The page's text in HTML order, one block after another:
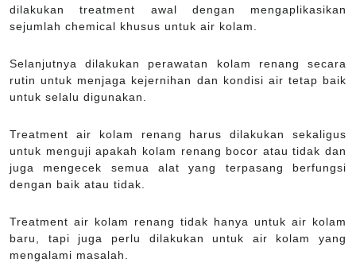
dilakukan treatment awal dengan mengaplikasikan
sejumlah chemical khusus untuk air kolam.
Selanjutnya dilakukan perawatan kolam renang secara
rutin untuk menjaga kejernihan dan kondisi air tetap baik
untuk selalu digunakan.
Treatment air kolam renang harus dilakukan sekaligus
untuk menguji apakah kolam renang bocor atau tidak dan
juga mengecek semua alat yang terpasang berfungsi
dengan baik atau tidak.
Treatment air kolam renang tidak hanya untuk air kolam
baru, tapi juga perlu dilakukan untuk air kolam yang
mengalami masalah.